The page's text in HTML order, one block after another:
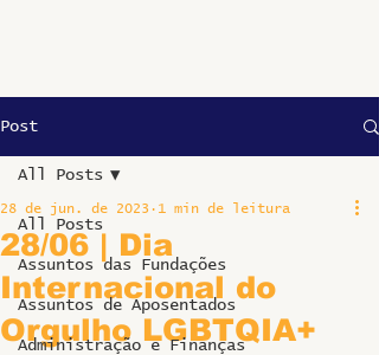
Post
All Posts
Assuntos das Fundações
Assuntos de Aposentados
Administração e Finanças
All Posts
28/06 | Dia
Internacional do
Orgulho LGBTQIA+
28 de jun. de 2023 1 min de leitura